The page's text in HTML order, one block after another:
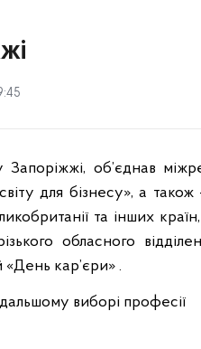
об’єднав
для бізнесу», а
та інших
обласного
«День кар’єри» .
виборі професії